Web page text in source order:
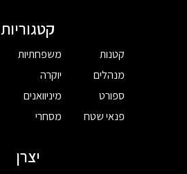
קטגוריות
קטנות
מנהלים
ספורט
פנאי שטח
משפחתיות
יוקרה
מיניוואנים
מסחרי
יצרן